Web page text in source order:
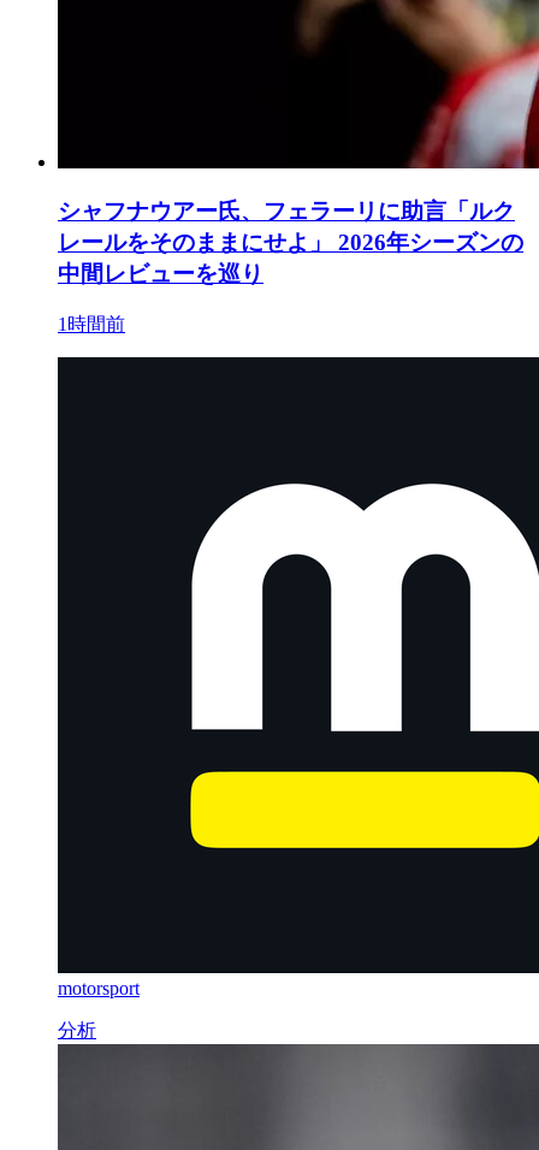
シャフナウアー氏、フェラーリに助言「ルク
レールをそのままにせよ」 2026年シーズンの
中間レビューを巡り
1時間前
motorsport
分析